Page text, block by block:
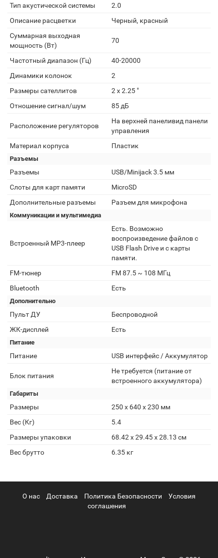
Тип акустической системы
2.0
Описание расцветки
Черный, красный
Суммарная выходная
мощность (Вт)
70
Частотный диапазон (Гц)
40-20000
Динамики колонок
2
Размеры сателлитов
2 x 2.25 "
Отношение сигнал/шум
85 дБ
Расположение регуляторов
На верхней панеливид панели
управления
Материал корпуса
Пластик
Разъемы
Разъемы
USB/Minijack 3.5 мм
Слоты для карт памяти
MicroSD
Дополнительные разъемы
Разъем для микрофона
Коммуникации и мультимедиа
Встроенный MP3-плеер
Есть. Возможно
воспроизведение файлов с
USB Flash Drive и с карты
памяти.
FM-тюнер
FM 87.5 ~ 108 МГц
Bluetooth
Есть
Дополнительно
Пульт ДУ
Беспроводной
ЖК-дисплей
Есть
Питание
Питание USB интерфейс / Аккумулятор
Блок питания
Не требуется (питание от
встроенного аккумулятора)
Габариты
Размеры
250 x 640 x 230 мм
Вес (Кг)
5.4
Размеры упаковки
68.42 x 29.45 x 28.13 см
Вес брутто
6.35 кг
О нас Доставка Политика Безопасности
Условия
соглашения